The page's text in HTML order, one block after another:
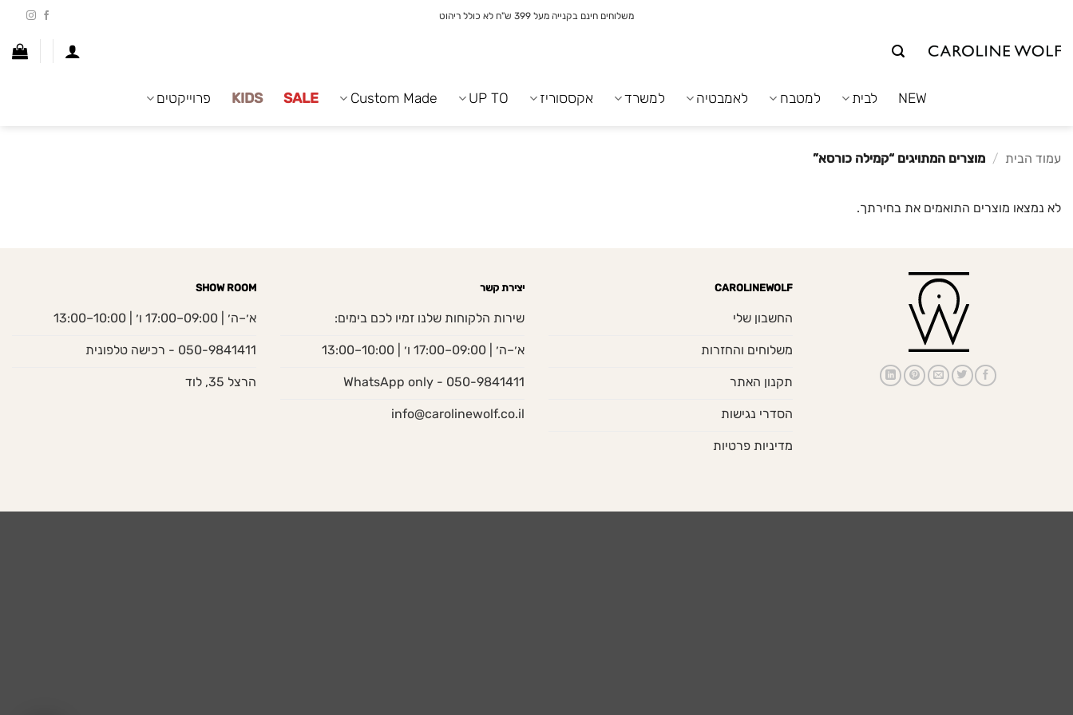
משלוחים חינם בקנייה מעל 399 ש"ח לא כולל ריהוט
NEW לבית למטבח לאמבטיה למשרד אקססוריז UP TO
Custom Made
SALE
KIDS פרוייקטים
עמוד הבית / מוצרים המתויגים “קמילה כורסא”
לא נמצאו מוצרים התואמים את בחירתך.
CAROLINEWOLF
החשבון שלי
משלוחים והחזרות
תקנון האתר
הסדרי נגישות
מדיניות פרטיות
יצירת קשר
שירות הלקוחות שלנו זמיו לכם בימים:
א׳–ה׳ | 09:00–17:00 ו׳ | 10:00–13:00
050-9841411 - WhatsApp only
info@carolinewolf.co.il
SHOW ROOM
א׳–ה׳ | 09:00–17:00 ו׳ | 10:00–13:00
050-9841411 - רכישה טלפונית
הרצל 35, לוד